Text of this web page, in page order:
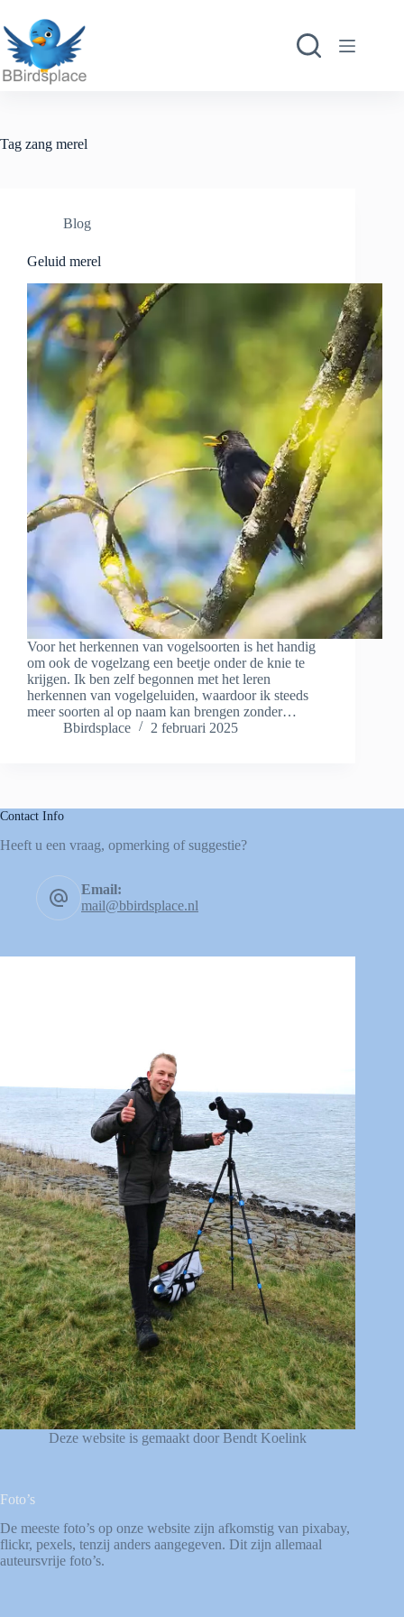
naar
de
inhoud
Tag zang merel
Blog
Geluid merel
Voor het herkennen van vogelsoorten is het handig
om ook de vogelzang een beetje onder de knie te
krijgen. Ik ben zelf begonnen met het leren
herkennen van vogelgeluiden, waardoor ik steeds
meer soorten al op naam kan brengen zonder…
Bbirdsplace
2 februari 2025
Contact Info
Heeft u een vraag, opmerking of suggestie?
Email:
mail@bbirdsplace.nl
Deze website is gemaakt door Bendt Koelink
Foto’s
De meeste foto’s op onze website zijn afkomstig van pixabay,
flickr, pexels, tenzij anders aangegeven. Dit zijn allemaal
auteursvrije foto’s.